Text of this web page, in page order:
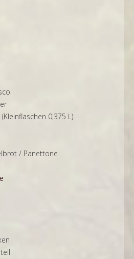
0,375 L)
/ Panettone